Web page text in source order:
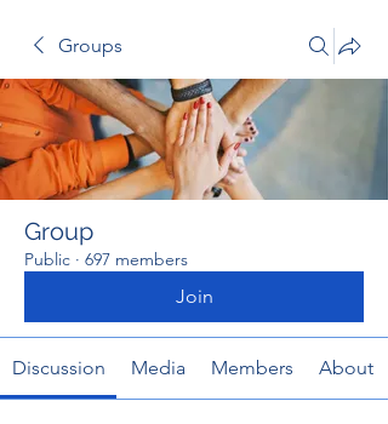
Groups
Group
Public · 697 members
Join
Discussion Media Members About